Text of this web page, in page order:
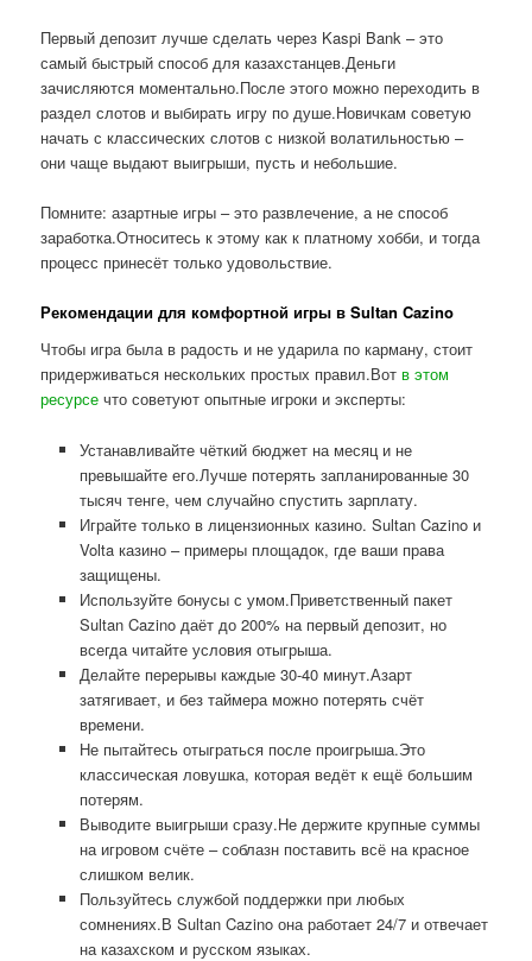
Первый депозит лучше сделать через Kaspi Bank – это
самый быстрый способ для казахстанцев.Деньги
зачисляются моментально.После этого можно переходить в
раздел слотов и выбирать игру по душе.Новичкам советую
начать с классических слотов с низкой волатильностью –
они чаще выдают выигрыши, пусть и небольшие.
Помните: азартные игры – это развлечение, а не способ
заработка.Относитесь к этому как к платному хобби, и тогда
процесс принесёт только удовольствие.
Рекомендации для комфортной игры в Sultan Cazino
Чтобы игра была в радость и не ударила по карману, стоит
придерживаться нескольких простых правил.Вотв этом
ресурсе что советуют опытные игроки и эксперты:
Устанавливайте чёткий бюджет на месяц и не
превышайте его.Лучше потерять запланированные 30
тысяч тенге, чем случайно спустить зарплату.
Играйте только в лицензионных казино. Sultan Cazino и
Volta казино – примеры площадок, где ваши права
защищены.
Используйте бонусы с умом.Приветственный пакет
Sultan Cazino даёт до 200% на первый депозит, но
всегда читайте условия отыгрыша.
Делайте перерывы каждые 30-40 минут.Азарт
затягивает, и без таймера можно потерять счёт
времени.
Не пытайтесь отыграться после проигрыша.Это
классическая ловушка, которая ведёт к ещё большим
потерям.
Выводите выигрыши сразу.Не держите крупные суммы
на игровом счёте – соблазн поставить всё на красное
слишком велик.
Пользуйтесь службой поддержки при любых
сомнениях.В Sultan Cazino она работает 24/7 и отвечает
на казахском и русском языках.